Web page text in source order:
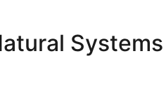
Systems